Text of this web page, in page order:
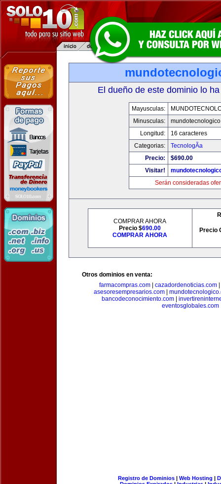
El dueño de este dominio lo
Mayusculas:
Minusculas:
Longitud:
16 caracteres
Categorias:
TecnologÃ­a
Precio:
$690.00
Visitar!
Serán consideradas
COMPRAR AHORA
Precio $690.00
COMPRAR AHORA
Precio
Otros dominios en venta:
farmacompras.com
cazadordenoticias.com
asesoresempresarios.com
bancodeconocimiento.com
eventosglobales.com
Registro de Dominios| Web Hosting |